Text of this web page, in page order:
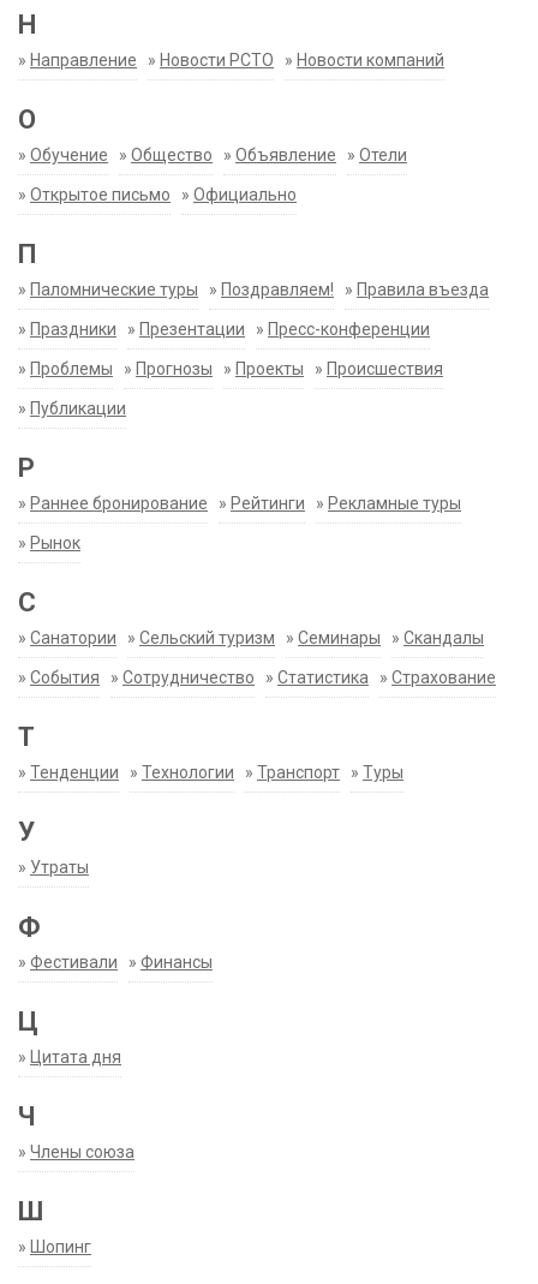
Н
» Направление » Новости РСТО » Новости компаний
О
» Обучение » Общество » Объявление » Отели
» Открытое письмо » Официально
П
» Паломнические туры » Поздравляем! » Правила въезда
» Праздники » Презентации » Пресс-конференции
» Проблемы » Прогнозы » Проекты » Происшествия
» Публикации
Р
» Раннее бронирование » Рейтинги » Рекламные туры
» Рынок
С
» Санатории » Сельский туризм » Семинары » Скандалы
» События » Сотрудничество » Статистика » Страхование
Т
» Тенденции » Технологии » Транспорт » Туры
У
» Утраты
Ф
» Фестивали » Финансы
Ц
» Цитата дня
Ч
» Члены союза
Ш
» Шопинг